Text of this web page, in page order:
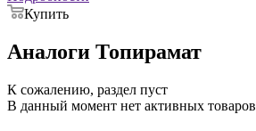
Купить
Аналоги Топирамат
К сожалению, раздел пуст
В данный момент нет активных товаров